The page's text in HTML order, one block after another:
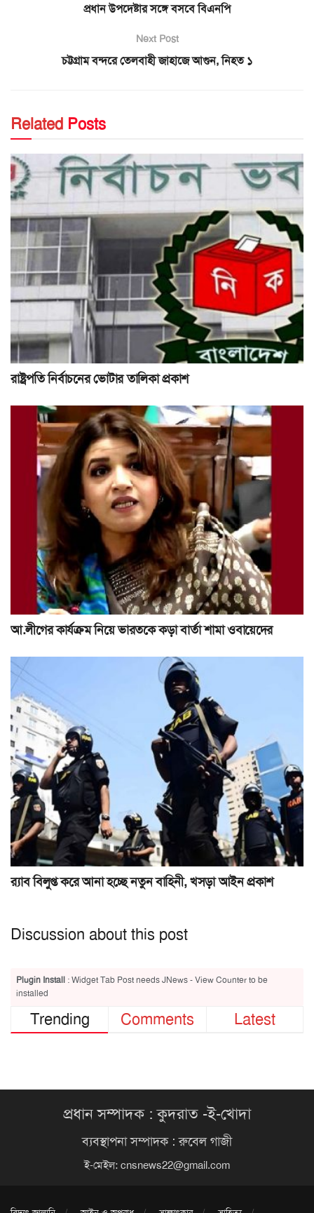
প্রধান উপদেষ্টার সঙ্গে বসবে বিএনপি
Next Post
চট্টগ্রাম বন্দরে তেলবাহী জাহাজে আগুন, নিহত ১
Related Posts
রাষ্ট্রপতি নির্বাচনের ভোটার তালিকা প্রকাশ
আ.লীগের কার্যক্রম নিয়ে ভারতকে কড়া বার্তা শামা ওবায়েদের
র‍্যাব বিলুপ্ত করে আনা হচ্ছে নতুন বাহিনী, খসড়া আইন প্রকাশ
Discussion about this post
Plugin Install : Widget Tab Post needs JNews - View Counter to be
installed
Trending Comments Latest
প্রধান সম্পাদক : কুদরাত -ই-খোদা
ব্যবস্থাপনা সম্পাদক : রুবেল গাজী
ই-মেইল: cnsnews22@gmail.com